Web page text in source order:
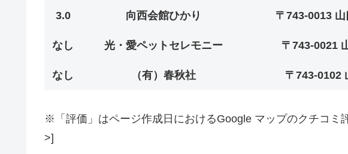
3.0 向西会館ひかり 〒743-0013
なし 光・愛ペットセレモニー 〒743-0021
なし （有）春秋社 〒743-0102
※「評価」はページ作成日におけるGoogle マップのクチコミ
>]